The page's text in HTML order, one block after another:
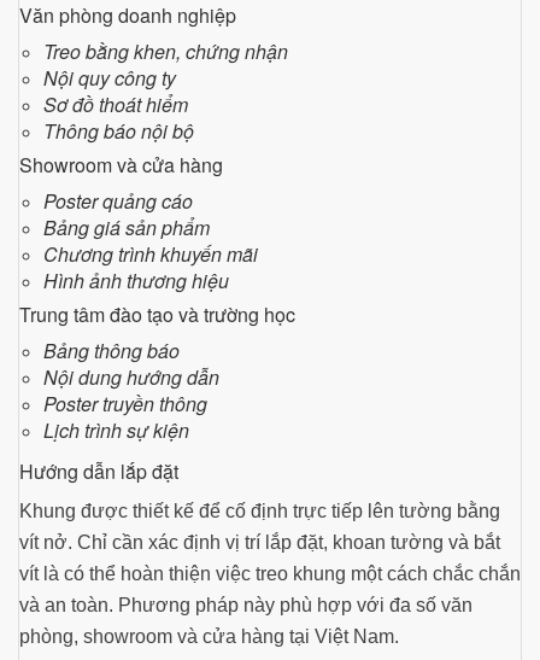
Văn phòng doanh nghiệp
Treo bằng khen, chứng nhận
Nội quy công ty
Sơ đồ thoát hiểm
Thông báo nội bộ
Showroom và cửa hàng
Poster quảng cáo
Bảng giá sản phẩm
Chương trình khuyến mãi
Hình ảnh thương hiệu
Trung tâm đào tạo và trường học
Bảng thông báo
Nội dung hướng dẫn
Poster truyền thông
Lịch trình sự kiện
Hướng dẫn lắp đặt
Khung được thiết kế để cố định trực tiếp lên tường bằng
vít nở. Chỉ cần xác định vị trí lắp đặt, khoan tường và bắt
vít là có thể hoàn thiện việc treo khung một cách chắc chắn
và an toàn. Phương pháp này phù hợp với đa số văn
phòng, showroom và cửa hàng tại Việt Nam.